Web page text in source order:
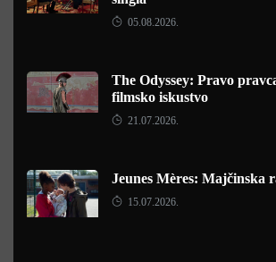
05.08.2026.
The Odyssey: Pravo
filmsko iskustvo
21.07.2026.
Jeunes Mères: Majčinska
15.07.2026.